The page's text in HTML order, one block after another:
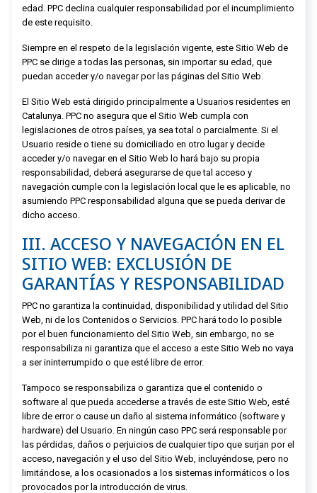
edad. PPC declina cualquier responsabilidad por el incumplimiento
de este requisito.
Siempre en el respeto de la legislación vigente, este Sitio Web de
PPC se dirige a todas las personas, sin importar su edad, que
puedan acceder y/o navegar por las páginas del Sitio Web.
El Sitio Web está dirigido principalmente a Usuarios residentes en
Catalunya PPC no asegura que el Sitio Web cumpla con
legislaciones de otros países, ya sea total o parcialmente. Si el
Usuario reside o tiene su domiciliado en otro lugar y decide
acceder y/o navegar en el Sitio Web lo hará bajo su propia
responsabilidad, deberá asegurarse de que tal acceso y
navegación cumple con la legislación local que le es aplicable, no
asumiendo PPC responsabilidad alguna que se pueda derivar de
dicho acceso.
III. ACCESO Y NAVEGACIÓN EN EL
SITIO WEB: EXCLUSIÓN DE
GARANTÍAS Y RESPONSABILIDAD
PPC no garantiza la continuidad, disponibilidad y utilidad del Sitio
Web, ni de los Contenidos o Servicios. PPC hará todo lo posible
por el buen funcionamiento del Sitio Web, sin embargo, no se
responsabiliza ni garantiza que el acceso a este Sitio Web no vaya
a ser ininterrumpido o que esté libre de error.
Tampoco se responsabiliza o garantiza que el contenido o
software al que pueda accederse a través de este Sitio Web, esté
libre de error o cause un daño al sistema informático (software y
hardware) del Usuario. En ningún caso PPC será responsable por
las pérdidas, daños o perjuicios de cualquier tipo que surjan por el
acceso, navegación y el uso del Sitio Web, incluyéndose, pero no
limitándose, a los ocasionados a los sistemas informáticos o los
provocados por la introducción de virus.